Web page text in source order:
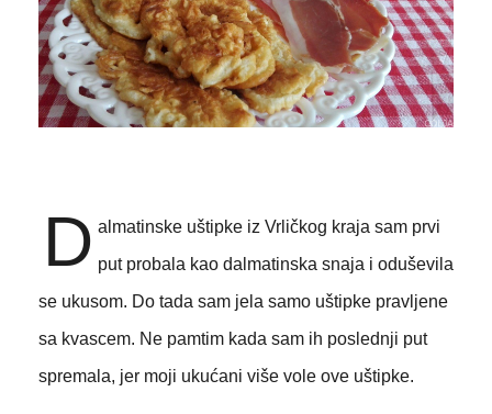
D almatinske uštipke iz Vrličkog kraja sam prvi
put probala kao dalmatinska snaja i oduševila
se ukusom. Do tada sam jela samo uštipke pravljene
sa kvascem. Ne pamtim kada sam ih poslednji put
spremala, jer moji ukućani više vole ove uštipke.